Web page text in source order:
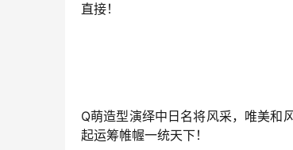
直接！
Q萌造型演绎中日名将风采，唯美和
起运筹帷幄一统天下！